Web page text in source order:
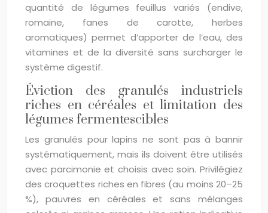
quantité de légumes feuillus variés (endive,
romaine, fanes de carotte, herbes
aromatiques) permet d’apporter de l’eau, des
vitamines et de la diversité sans surcharger le
système digestif.
Éviction des granulés industriels
riches en céréales et limitation des
légumes fermentescibles
Les granulés pour lapins ne sont pas à bannir
systématiquement, mais ils doivent être utilisés
avec parcimonie et choisis avec soin. Privilégiez
des croquettes riches en fibres (au moins 20–25
%), pauvres en céréales et sans mélanges